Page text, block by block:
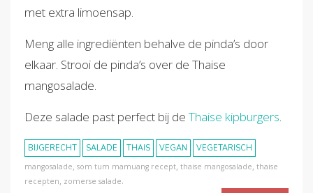
met extra limoensap.
Meng alle ingrediënten behalve de pinda’s door
elkaar. Strooi de pinda’s over de Thaise
mangosalade.
Deze salade past perfect bij de Thaise kipburgers
BIJGERECHT SALADE THAIS VEGAN VEGETARISCH
mangosalade som tum mamuang recept thaise mangosalade thaise
recepten zomerse salade.